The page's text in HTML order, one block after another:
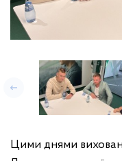
Цими днями